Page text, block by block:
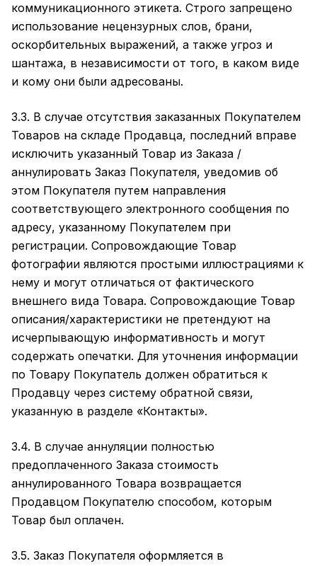
коммуникационного этикета. Строго запрещено
использование нецензурных слов, брани,
оскорбительных выражений, а также угроз и
шантажа, в независимости от того, в каком виде
и кому они были адресованы.
3.3. В случае отсутствия заказанных Покупателем
Товаров на складе Продавца, последний вправе
исключить указанный Товар из Заказа /
аннулировать Заказ Покупателя, уведомив об
этом Покупателя путем направления
соответствующего электронного сообщения по
адресу, указанному Покупателем при
регистрации. Сопровождающие Товар
фотографии являются простыми иллюстрациями к
нему и могут отличаться от фактического
внешнего вида Товара. Сопровождающие Товар
описания/характеристики не претендуют на
исчерпывающую информативность и могут
содержать опечатки. Для уточнения информации
по Товару Покупатель должен обратиться к
Продавцу через систему обратной связи,
указанную в разделе «Контакты».
3.4. В случае аннуляции полностью
предоплаченного Заказа стоимость
аннулированного Товара возвращается
Продавцом Покупателю способом, которым
Товар был оплачен.
3.5. Заказ Покупателя оформляется в